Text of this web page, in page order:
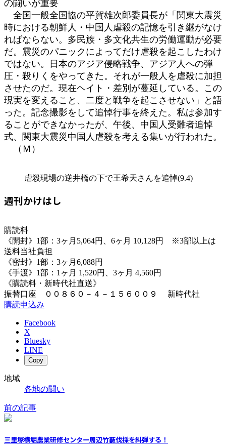
の闘いが重要
全国一般全国協の平賀雄次郎委員長が「関東大震災
時における朝鮮人・中国人虐殺の記憶を引き継がなけ
ればならない。多民族・多文化共生の労働運動が必要
だ。震災のパニックによってだけ虐殺を起こしたわけ
ではない。日本のアジア侵略戦争、アジア人への弾
圧・殺りくをやってきた。それが一般人を虐殺に加担
させたのだ。現在ヘイト・差別が蔓延している。この
現実を変えること、二度と戦争を起こさせない」と語
った。記念撮影をして追悼行事を終えた。私は参加す
ることができなかったが、午後、中国人受難者追悼
式、関東大震災中国人虐殺を考える集いが行われた。
（Ｍ）
虐殺現場の逆井橋の下で王希天さんを追悼(9.4)
週刊かけはし
購読料
《開封》1部：3ヶ月5,064円、6ヶ月 10,128円 ※3部以上は
送料当社負担
《密封》1部：3ヶ月6,088円
《手渡》1部：1ヶ月 1,520円、3ヶ月 4,560円
《購読料・新時代社直送》
振替口座 ００８６０－４－１５６００９ 新時代社
購読申込み
Facebook
X
Bluesky
LINE
Copy
地域
各地の闘い
前の記事
三里塚横堀農業研修センター周辺竹藪伐採を糾弾する！